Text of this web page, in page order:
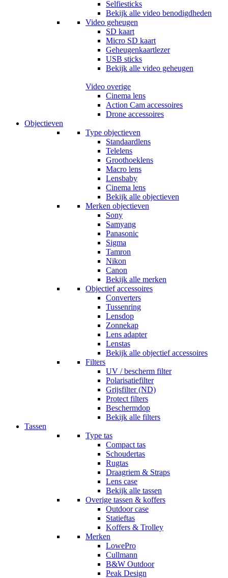
Selfiesticks
Bekijk alle video benodigdheden
Video geheugen
SD kaart
Micro SD kaart
Geheugenkaartlezer
USB sticks
Bekijk alle video geheugen
Video overige
Cinema lens
Action Cam accessoires
Drone accessoires
Objectieven
Type objectieven
Standaardlens
Telelens
Groothoeklens
Macro lens
Lensbaby
Cinema lens
Bekijk alle objectieven
Merken objectieven
Sony
Samyang
Panasonic
Sigma
Tamron
Nikon
Canon
Bekijk alle merken
Objectief accessoires
Converters
Tussenring
Lensdop
Zonnekap
Lens adapter
Lenstas
Bekijk alle objectief accessoires
Filters
UV / bescherm filter
Polarisatiefilter
Grijsfilter (ND)
Protect filters
Beschermdop
Bekijk alle filters
Tassen
Type tas
Compact tas
Schoudertas
Rugtas
Draagriem & Straps
Lens case
Bekijk alle tassen
Overige tassen & koffers
Outdoor case
Statieftas
Koffers & Trolley
Merken
LowePro
Cullmann
B&W Outdoor
Peak Design